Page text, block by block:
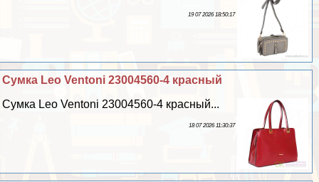
19 07 2026 18:50:17
Сумка Leo Ventoni 23004560-4 красный
Сумка Leo Ventoni 23004560-4 красный...
18 07 2026 11:30:37